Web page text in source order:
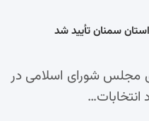
مجلس شورای اسلامی در